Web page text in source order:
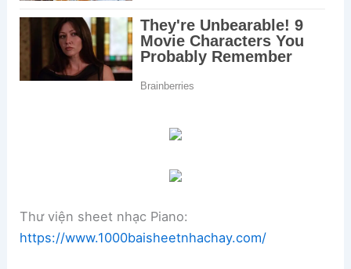
Thư viện sheet nhạc Piano:
https://www.1000baisheetnhachay.com/